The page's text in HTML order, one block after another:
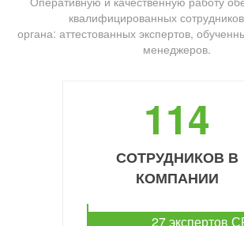
квалифицированных
органа: аттестованных экспертов,
менеджеров.
114
СОТРУДНИКОВ В
КОМПАНИИ
27 экспертов